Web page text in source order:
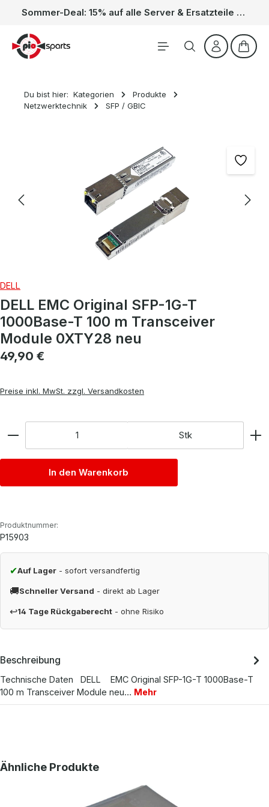
Zum Hauptinhalt springen Sommer-Deal: 15% auf alle Server & Ersatzteile – Kein Code nötig, der Rabatt wird automatisch im Warenkorb abgezogen. Gültig vom 01.06. bis 31.08.
Du bist hier: Kategorien
Produkte
Netzwerktechnik
SFP / GBIC
DELL
DELL EMC Original SFP-1G-T
1000Base-T 100 m Transceiver
Module 0XTY28 neu
Regulärer Preis:
49,90 €
Preise inkl. MwSt. zzgl. Versandkosten
Stk
In den Warenkorb
Produktnummer:
P15903
✔Auf Lager - sofort versandfertig
🚚Schneller Versand - direkt ab Lager
↩14 Tage Rückgaberecht - ohne Risiko
Beschreibung
Technische Daten DELL EMC Original SFP-1G-T 1000Base-T
100 m Transceiver Module neu… Mehr
Produktgalerie überspringen
Ähnliche Produkte